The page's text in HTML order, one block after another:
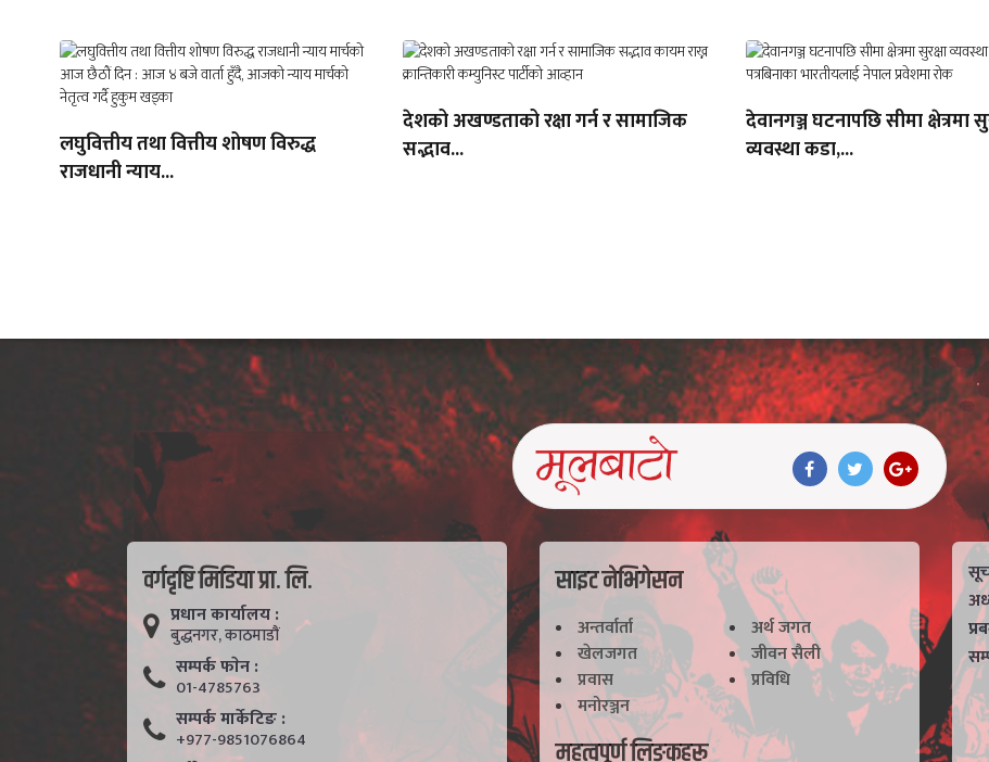
लघुवित्तीय तथा वित्तीय शोषण विरुद्ध
राजधानी न्याय...
देशको अखण्डताको रक्षा गर्न र सामाजिक
सद्भाव...
देवानगञ्ज घटनापछि सीमा क्षेत्रमा
व्यवस्था कडा,...
वर्गदृष्टि मिडिया प्रा. लि.
प्रधान कार्यालय :
बुद्धनगर, काठमाडाैं
सम्पर्क फाेन :
01-4785763
सम्पर्क मार्केटिङ :
+977-9851076864
साइट नेभिगेसन
अन्तर्वार्ता
अर्थ जगत
खेलजगत
जीवन सैली
प्रवास
प्रविधि
मनोरञ्जन
महत्वपूर्ण लिङ्कहरू